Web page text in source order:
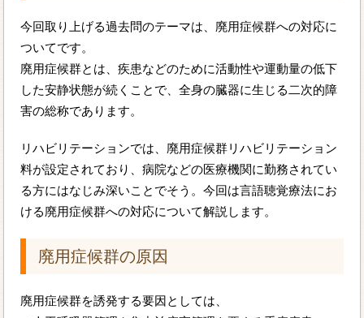
今回取り上げる過去問のテーマは、廃用症候群への対応に
ついてです。
廃用症候群とは、疾患などのために活動性や運動量の低下
した安静状態が続くことで、全身の臓器に生じる二次的障
害の総称であります。
リハビリテーションでは、廃用症候群リハビリテーション
料が設定されており、病院などの医療機関に勤務されてい
る方にはなじみ深いことでそう。今回は言語聴覚療法にお
ける廃用症候群への対応について解説します。
廃用症候群の原因
廃用症候群を誘発する要因としては、